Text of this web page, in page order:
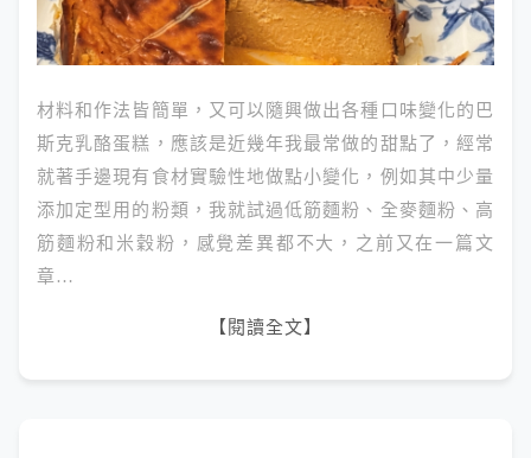
材料和作法皆簡單，又可以隨興做出各種口味變化的巴
斯克乳酪蛋糕，應該是近幾年我最常做的甜點了，經常
就著手邊現有食材實驗性地做點小變化，例如其中少量
添加定型用的粉類，我就試過低筋麵粉、全麥麵粉、高
筋麵粉和米穀粉，感覺差異都不大，之前又在一篇文
章…
【閱讀全文】